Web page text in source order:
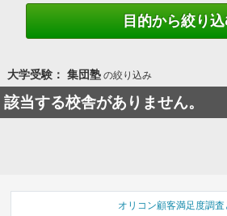
目的から絞り
大学受験： 集団塾の絞り込み
該当する校舎がありません。
オリコン顧客満足度調査